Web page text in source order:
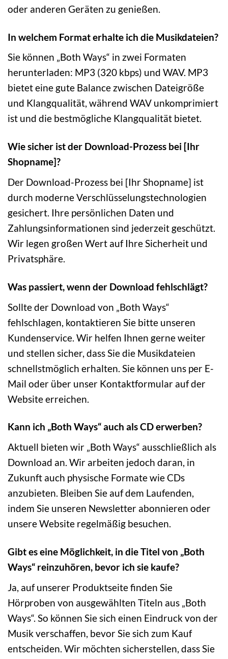
oder anderen Geräten zu genießen.
In welchem Format erhalte ich die Musikdateien?
Sie können „Both Ways“ in zwei Formaten
herunterladen: MP3 (320 kbps) und WAV. MP3
bietet eine gute Balance zwischen Dateigröße
und Klangqualität, während WAV unkomprimiert
ist und die bestmögliche Klangqualität bietet.
Wie sicher ist der Download-Prozess bei [Ihr
Shopname]?
Der Download-Prozess bei [Ihr Shopname] ist
durch moderne Verschlüsselungstechnologien
gesichert. Ihre persönlichen Daten und
Zahlungsinformationen sind jederzeit geschützt.
Wir legen großen Wert auf Ihre Sicherheit und
Privatsphäre.
Was passiert, wenn der Download fehlschlägt?
Sollte der Download von „Both Ways“
fehlschlagen, kontaktieren Sie bitte unseren
Kundenservice. Wir helfen Ihnen gerne weiter
und stellen sicher, dass Sie die Musikdateien
schnellstmöglich erhalten. Sie können uns per E-
Mail oder über unser Kontaktformular auf der
Website erreichen.
Kann ich „Both Ways“ auch als CD erwerben?
Aktuell bieten wir „Both Ways“ ausschließlich als
Download an. Wir arbeiten jedoch daran, in
Zukunft auch physische Formate wie CDs
anzubieten. Bleiben Sie auf dem Laufenden,
indem Sie unseren Newsletter abonnieren oder
unsere Website regelmäßig besuchen.
Gibt es eine Möglichkeit, in die Titel von „Both
Ways“ reinzuhören, bevor ich sie kaufe?
Ja, auf unserer Produktseite finden Sie
Hörproben von ausgewählten Titeln aus „Both
Ways“. So können Sie sich einen Eindruck von der
Musik verschaffen, bevor Sie sich zum Kauf
entscheiden. Wir möchten sicherstellen, dass Sie